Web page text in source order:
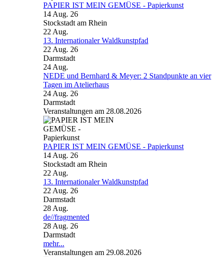
PAPIER IST MEIN GEMÜSE - Papierkunst
14 Aug. 26
Stockstadt am Rhein
22 Aug.
13. Internationaler Waldkunstpfad
22 Aug. 26
Darmstadt
24 Aug.
NEDE und Bernhard & Meyer: 2 Standpunkte an vier
Tagen im Atelierhaus
24 Aug. 26
Darmstadt
Veranstaltungen am 28.08.2026
PAPIER IST MEIN GEMÜSE - Papierkunst
14 Aug. 26
Stockstadt am Rhein
22 Aug.
13. Internationaler Waldkunstpfad
22 Aug. 26
Darmstadt
28 Aug.
de//fragmented
28 Aug. 26
Darmstadt
mehr...
Veranstaltungen am 29.08.2026